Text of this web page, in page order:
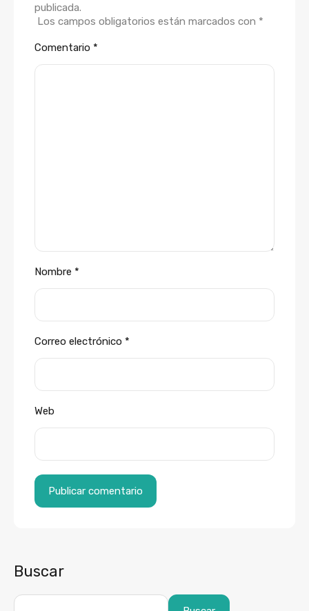
publicada.
Los campos obligatorios están marcados con *
Comentario *
Nombre *
Correo electrónico *
Web
Buscar